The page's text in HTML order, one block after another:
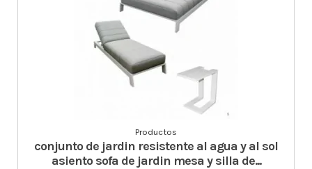
Productos
conjunto de jardin resistente al agua y al sol
asiento sofa de jardin mesa y silla de...